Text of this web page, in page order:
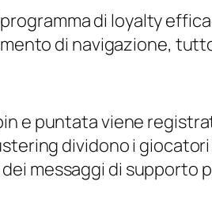
di loyalty
di navigazione,
e puntata viene
dividono i
dei messaggi di